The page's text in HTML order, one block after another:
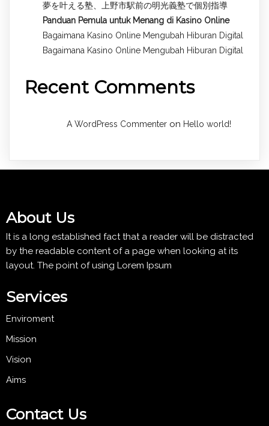
夢を叶える塾、上野市駅前の明光義塾で個別指導
Panduan Pemula untuk Menang di Kasino Online
Bagaimana Kasino Online Mengubah Hiburan Digital
Bagaimana Kasino Online Mengubah Hiburan Digital
Recent Comments
A WordPress Commenter on Hello world!
About Us
It is a long established fact that a reader will be distracted
by the readable content of a page when looking at its
layout. The point of using Lorem Ipsum
Services
Enviroment
Mission
Vision
Aims
Contact Us